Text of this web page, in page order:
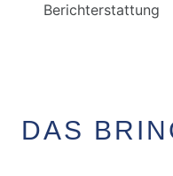
Berichterstattung
DAS